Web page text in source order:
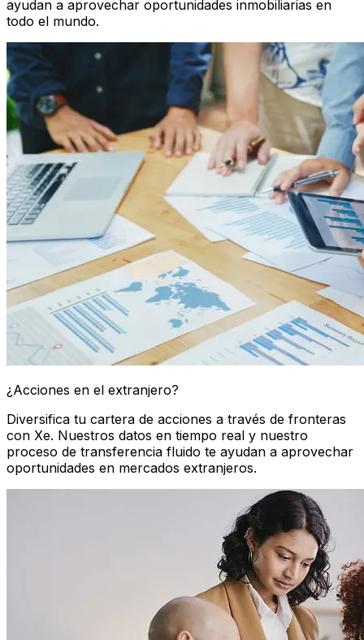
ayudan a aprovechar oportunidades inmobiliarias en
todo el mundo.
¿Acciones en el extranjero?
Diversifica tu cartera de acciones a través de fronteras
con Xe. Nuestros datos en tiempo real y nuestro
proceso de transferencia fluido te ayudan a aprovechar
oportunidades en mercados extranjeros.